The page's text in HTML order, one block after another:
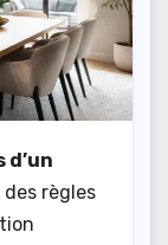
d’un
règles